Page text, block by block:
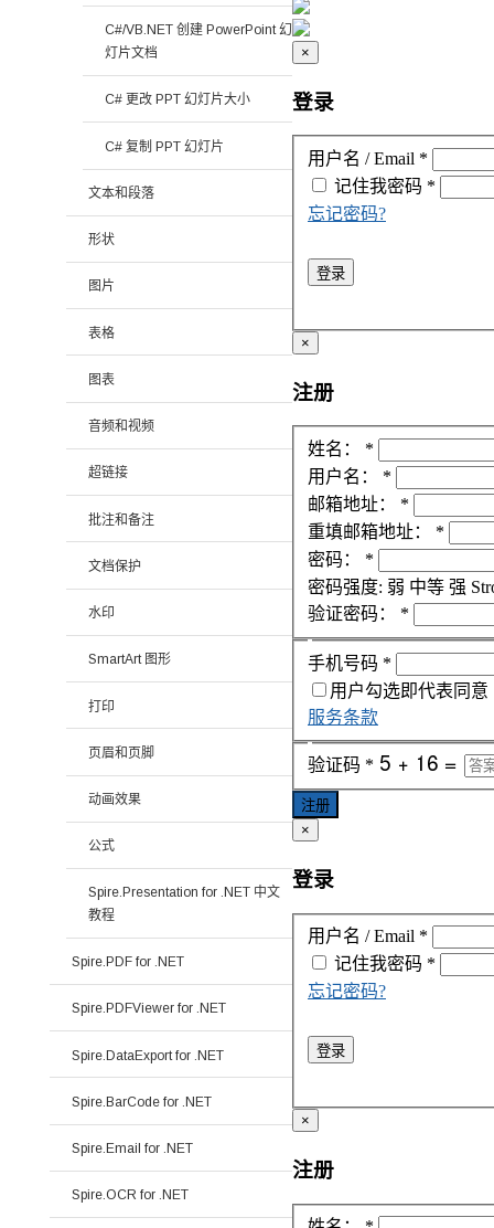
C#/VB.NET 创建 PowerPoint 幻
灯片文档
C# 更改 PPT 幻灯片大小
C# 复制 PPT 幻灯片
文本和段落
形状
图片
表格
图表
音频和视频
超链接
批注和备注
文档保护
水印
SmartArt 图形
打印
页眉和页脚
动画效果
公式
Spire.Presentation for .NET 中文
教程
Spire.PDF for .NET
Spire.PDFViewer for .NET
Spire.DataExport for .NET
Spire.BarCode for .NET
Spire.Email for .NET
Spire.OCR for .NET
×
登录
用户名 / Email *
密码 *
记住我
忘记密码?
登录
×
注册
姓名：
*
用户名：
*
邮箱地址：
*
重填邮箱地址：
*
密码：
*
密码强度: 弱 中等 强
验证密码：
*
手机号码 *
用户勾选即代表同意
服务条款
验证码 *
注册
×
登录
用户名 / Email *
密码 *
记住我
忘记密码?
登录
×
注册